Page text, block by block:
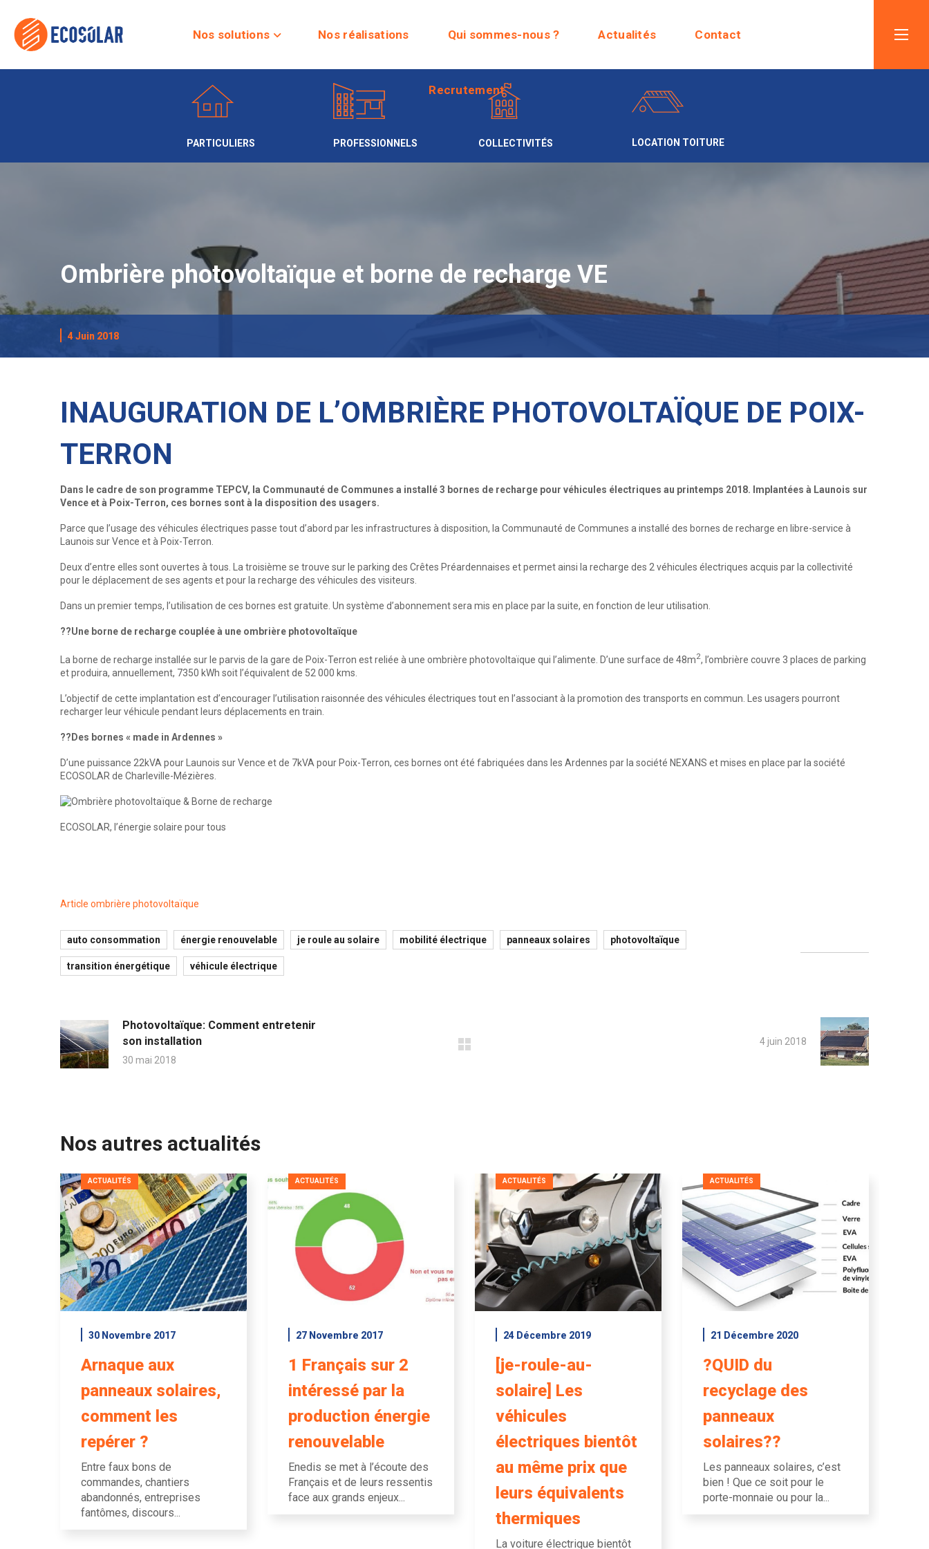
Nos solutions Nos réalisations Qui sommes-nous ? Actualités Contact
Recrutement
PARTICULIERS PROFESSIONNELS COLLECTIVITÉS LOCATION TOITURE
Ombrière photovoltaïque et borne de recharge VE
4 Juin 2018
INAUGURATION DE L’OMBRIÈRE PHOTOVOLTAÏQUE DE POIX-
TERRON
Dans le cadre de son programme TEPCV, la Communauté de Communes a installé 3 bornes de recharge pour véhicules électriques au printemps 2018. Implantées à Launois sur
Vence et à Poix-Terron, ces bornes sont à la disposition des usagers.
Parce que l’usage des véhicules électriques passe tout d’abord par les infrastructures à disposition, la Communauté de Communes a installé des bornes de recharge en libre-service à
Launois sur Vence et à Poix-Terron.
Deux d’entre elles sont ouvertes à tous. La troisième se trouve sur le parking des Crêtes Préardennaises et permet ainsi la recharge des 2 véhicules électriques acquis par la collectivité
pour le déplacement de ses agents et pour la recharge des véhicules des visiteurs.
Dans un premier temps, l’utilisation de ces bornes est gratuite. Un système d’abonnement sera mis en place par la suite, en fonction de leur utilisation.
??Une borne de recharge couplée à une ombrière photovoltaïque
La borne de recharge installée sur le parvis de la gare de Poix-Terron est reliée à une ombrière photovoltaïque qui l’alimente. D’une surface de 48m2, l’ombrière couvre 3 places de parking
et produira, annuellement, 7350 kWh soit l’équivalent de 52 000 kms.
L’objectif de cette implantation est d’encourager l’utilisation raisonnée des véhicules électriques tout en l’associant à la promotion des transports en commun. Les usagers pourront
recharger leur véhicule pendant leurs déplacements en train.
??Des bornes « made in Ardennes »
D’une puissance 22kVA pour Launois sur Vence et de 7kVA pour Poix-Terron, ces bornes ont été fabriquées dans les Ardennes par la société NEXANS et mises en place par la société
ECOSOLAR de Charleville-Mézières.
ECOSOLAR, l’énergie solaire pour tous
Article ombrière photovoltaïque
auto consommation énergie renouvelable je roule au solaire mobilité électrique panneaux solaires photovoltaïque
transition énergétique véhicule électrique
Photovoltaïque: Comment entretenir
son installation
30 mai 2018
4 juin 2018
Nos autres actualités
ACTUALITÉS
30 Novembre 2017
Arnaque aux
panneaux solaires,
comment les
repérer ?
Entre faux bons de
commandes, chantiers
abandonnés, entreprises
fantômes, discours...
ACTUALITÉS
27 Novembre 2017
1 Français sur 2
intéressé par la
production énergie
renouvelable
Enedis se met à l’écoute des
Français et de leurs ressentis
face aux grands enjeux...
ACTUALITÉS
24 Décembre 2019
[je-roule-au-
solaire] Les
véhicules
électriques bientôt
au même prix que
leurs équivalents
thermiques
La voiture électrique bientôt
ACTUALITÉS
21 Décembre 2020
?QUID du
recyclage des
panneaux
solaires??
Les panneaux solaires, c’est
bien ! Que ce soit pour le
porte-monnaie ou pour la...